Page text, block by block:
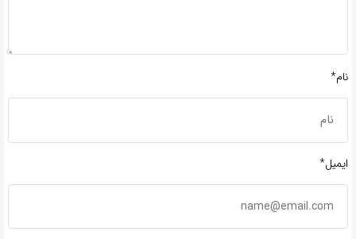
نام*
ایمیل*